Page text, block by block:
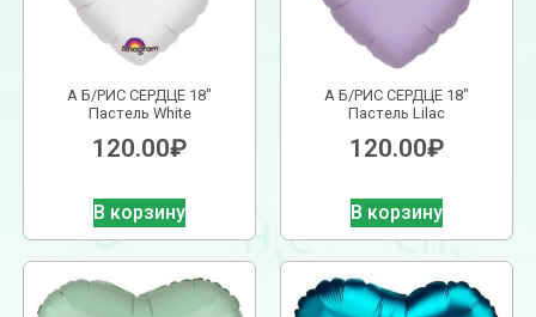
А Б/РИС СЕРДЦЕ 18″
Пастель White
120.00₽
В корзину
А Б/РИС СЕРДЦЕ 18″
Пастель Lilac
120.00₽
В корзину